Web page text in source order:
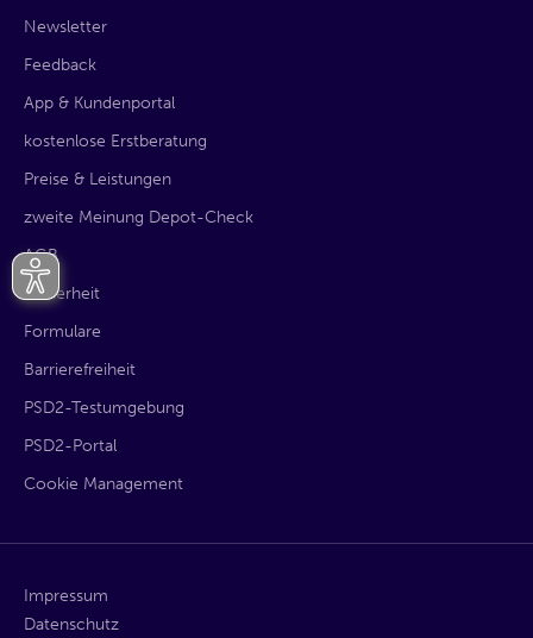
Newsletter
Feedback
App & Kundenportal
kostenlose Erstberatung
Preise & Leistungen
zweite Meinung Depot-Check
AGB
Sicherheit
Formulare
Barrierefreiheit
PSD2-Testumgebung
PSD2-Portal
Cookie Management
Impressum
Datenschutz